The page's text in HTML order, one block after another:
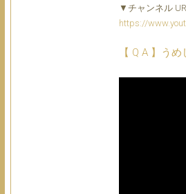
▼チャンネル
https://
【 Q A 】う